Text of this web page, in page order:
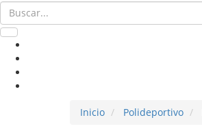
Inicio Polideportivo